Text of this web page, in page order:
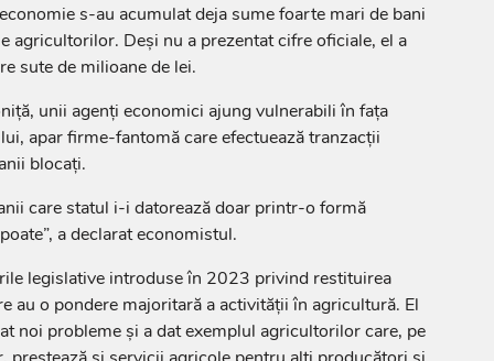
s-au acumulat deja sume foarte mari de bani
agricultorilor. Deși nu a prezentat cifre oficiale, el a
sute de milioane de lei.
unii agenți economici ajung vulnerabili în fața
apar firme-fantomă care efectuează tranzacții
blocați.
care statul i-i datorează doar printr-o formă
a declarat economistul.
legislative introduse în 2023 privind restituirea
au o pondere majoritară a activității în agricultură. El
noi probleme și a dat exemplul agricultorilor care, pe